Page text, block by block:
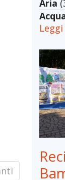
Aria